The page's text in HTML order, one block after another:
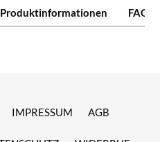
Produktinformationen FAQ
IMPRESSUM AGB